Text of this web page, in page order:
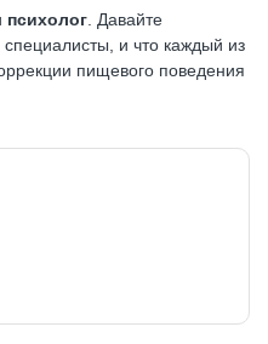
психолог . Давайте
и что каждый из
пищевого поведения